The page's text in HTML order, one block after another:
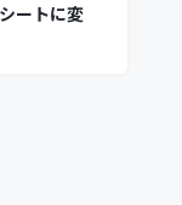
ートに変